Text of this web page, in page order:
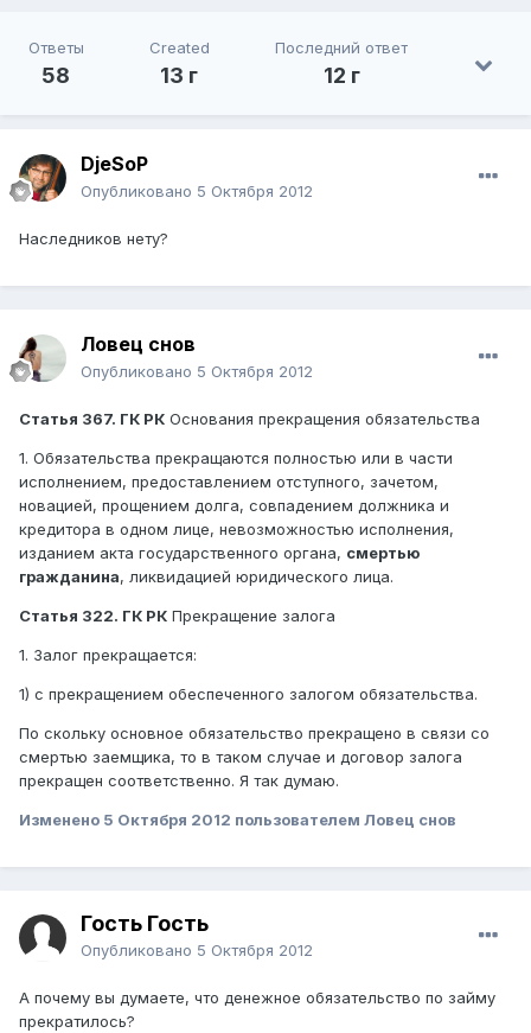
Ответы
58
Created
13 г
Последний ответ
12 г
DjeSoP
Опубликовано 5 Октября 2012
Наследников нету?
Ловец снов
Опубликовано 5 Октября 2012
Статья 367. ГК РК Основания прекращения обязательства
1. Обязательства прекращаются полностью или в части
исполнением, предоставлением отступного, зачетом,
новацией, прощением долга, совпадением должника и
кредитора в одном лице, невозможностью исполнения,
изданием акта государственного органа, смертью
гражданина, ликвидацией юридического лица.
Статья 322. ГК РК Прекращение залога
1. Залог прекращается:
1) с прекращением обеспеченного залогом обязательства.
По скольку основное обязательство прекращено в связи со
смертью заемщика, то в таком случае и договор залога
прекращен соответственно. Я так думаю.
Изменено 5 Октября 2012 пользователем Ловец снов
Гость Гость
Опубликовано 5 Октября 2012
А почему вы думаете, что денежное обязательство по займу
прекратилось?